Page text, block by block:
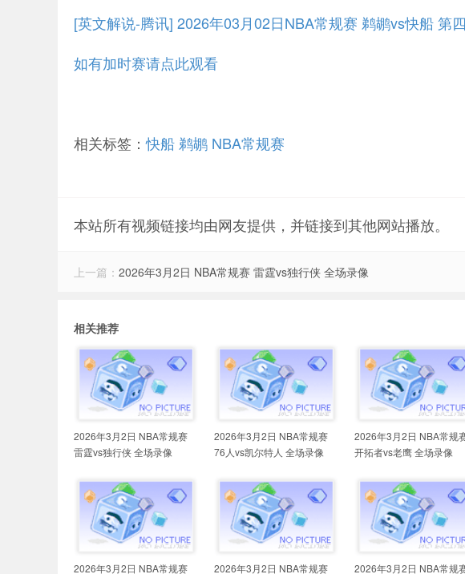
[英文解说-腾讯] 2026年03月02日NBA常规赛 鹈鹕vs快船 第
如有加时赛请点此观看
相关标签：快船 鹈鹕 NBA常规赛
本站所有视频链接均由网友提供，并链接到其他网站播放。
上一篇： 2026年3月2日 NBA常规赛 雷霆vs独行侠 全场录像
相关推荐
2026年3月2日 NBA常规赛
雷霆vs独行侠 全场录像
2026年3月2日 NBA常规赛
76人vs凯尔特人 全场录像
2026年3月2日 NBA常规
开拓者vs老鹰 全场录像
2026年3月2日 NBA常规赛 2026年3月2日 NBA常规赛 2026年3月2日 NBA常规